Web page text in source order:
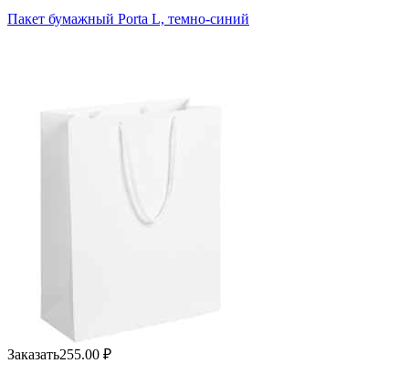
Пакет бумажный Porta L, темно-синий
Заказать255.00 ₽